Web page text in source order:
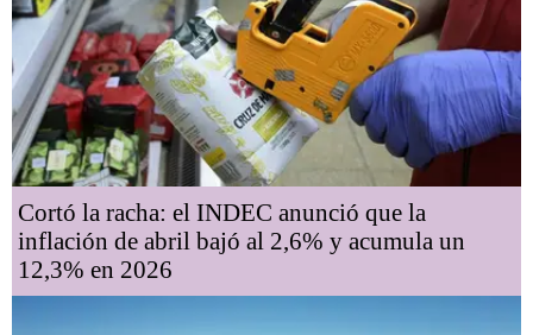
Cortó la racha: el INDEC anunció que la
inflación de abril bajó al 2,6% y acumula un
12,3% en 2026